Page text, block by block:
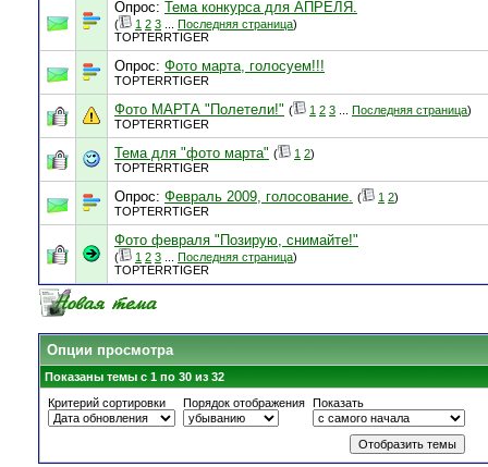
Опрос: Тема конкурса для АПРЕЛЯ.
( 1 2 3 Последняя страница)
TOPTERRTIGER
Опрос: Фото марта, голосуем!!!
TOPTERRTIGER
Фото МАРТА "Полетели!" ( 1 2 3 Последняя страница)
TOPTERRTIGER
Тема для "фото марта" ( 1 2)
TOPTERRTIGER
Опрос: Февраль 2009, голосование. ( 1 2)
TOPTERRTIGER
Фото февраля "Позирую, снимайте!"
( 1 2 3 Последняя страница)
TOPTERRTIGER
Опции просмотра
Показаны темы с 1 по 30 из 32
Критерий сортировки
Порядок отображения Показать